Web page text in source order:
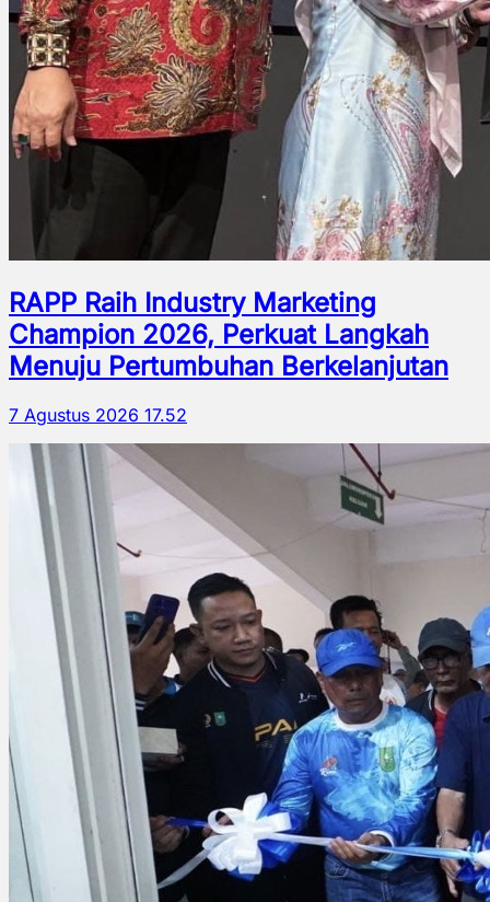
RAPP Raih Industry Marketing
Champion 2026, Perkuat Langkah
Menuju Pertumbuhan Berkelanjutan
7 Agustus 2026 17.52